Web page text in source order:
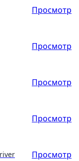
Просмотр
Просмотр
Просмотр
Просмотр
Просмотр